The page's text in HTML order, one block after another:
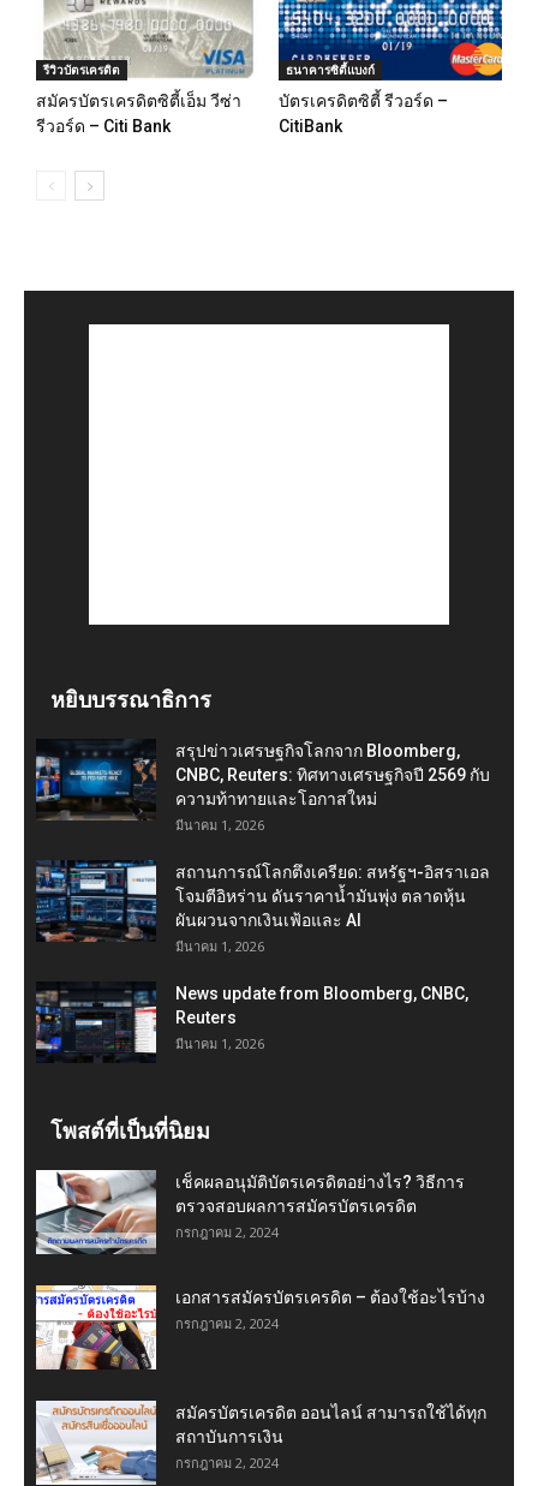
รีวิวบัตรเครดิต
สมัครบัตรเครดิตซิตี้เอ็ม วีซ่า
รีวอร์ด – Citi Bank
ธนาคารซิตี้แบงก์
บัตรเครดิตซิตี้ รีวอร์ด –
CitiBank
หยิบบรรณาธิการ
สรุปข่าวเศรษฐกิจโลกจาก Bloomberg,
CNBC, Reuters: ทิศทางเศรษฐกิจปี 2569 กับ
ความท้าทายและโอกาสใหม่
มีนาคม 1, 2026
สถานการณ์โลกตึงเครียด: สหรัฐฯ-อิสราเอล
โจมตีอิหร่าน ดันราคาน้ำมันพุ่ง ตลาดหุ้น
ผันผวนจากเงินเฟ้อและ AI
มีนาคม 1, 2026
News update from Bloomberg, CNBC,
Reuters
มีนาคม 1, 2026
โพสต์ที่เป็นที่นิยม
เช็คผลอนุมัติบัตรเครดิตอย่างไร? วิธีการ
ตรวจสอบผลการสมัครบัตรเครดิต
กรกฎาคม 2, 2024
เอกสารสมัครบัตรเครดิต – ต้องใช้อะไรบ้าง
กรกฎาคม 2, 2024
สมัครบัตรเครดิต ออนไลน์ สามารถใช้ได้ทุก
สถาบันการเงิน
กรกฎาคม 2, 2024